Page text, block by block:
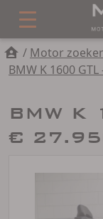
/ Motor
BMW K 1600 GTL
BMW K
€